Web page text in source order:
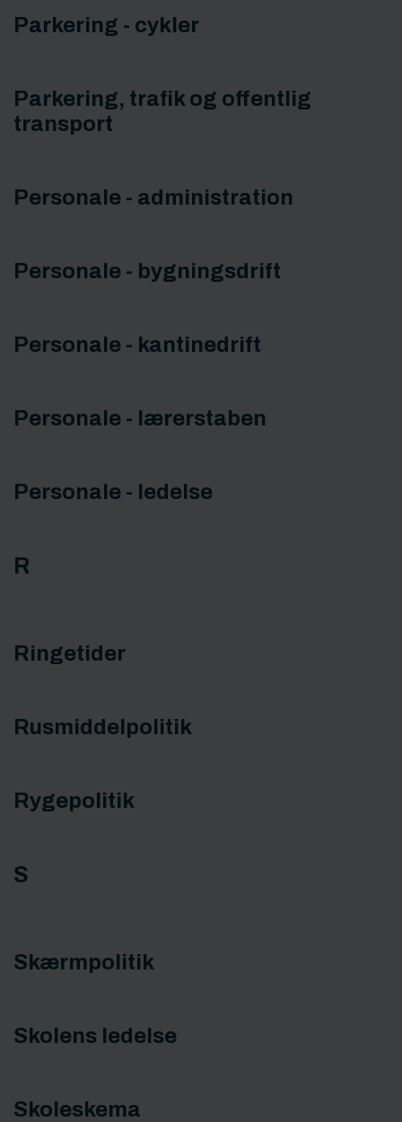
Parkering - cykler
Parkering, trafik og offentlig
transport
Personale - administration
Personale - bygningsdrift
Personale - kantinedrift
Personale - lærerstaben
Personale - ledelse
R
Ringetider
Rusmiddelpolitik
Rygepolitik
S
Skærmpolitik
Skolens ledelse
Skoleskema